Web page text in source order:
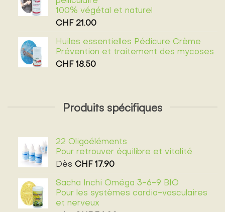
100% végétal et naturel
CHF21.00
Huiles essentielles Pédicure Crème
Prévention et traitement des mycoses
CHF18.50
Produits spécifiques
22 Oligoéléments
Pour retrouver équilibre et vitalité
Dès CHF17.90
Sacha Inchi Oméga 3-6-9 BIO
Pour les systèmes cardio-vasculaires
et nerveux